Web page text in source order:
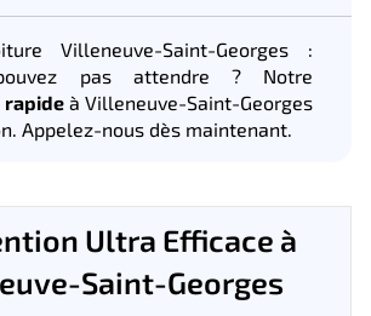
Villeneuve-Saint-Georges :
pas attendre ? Notre
à Villeneuve-Saint-Georges
Appelez-nous dès maintenant.
Ultra Efficace à
Saint-Georges